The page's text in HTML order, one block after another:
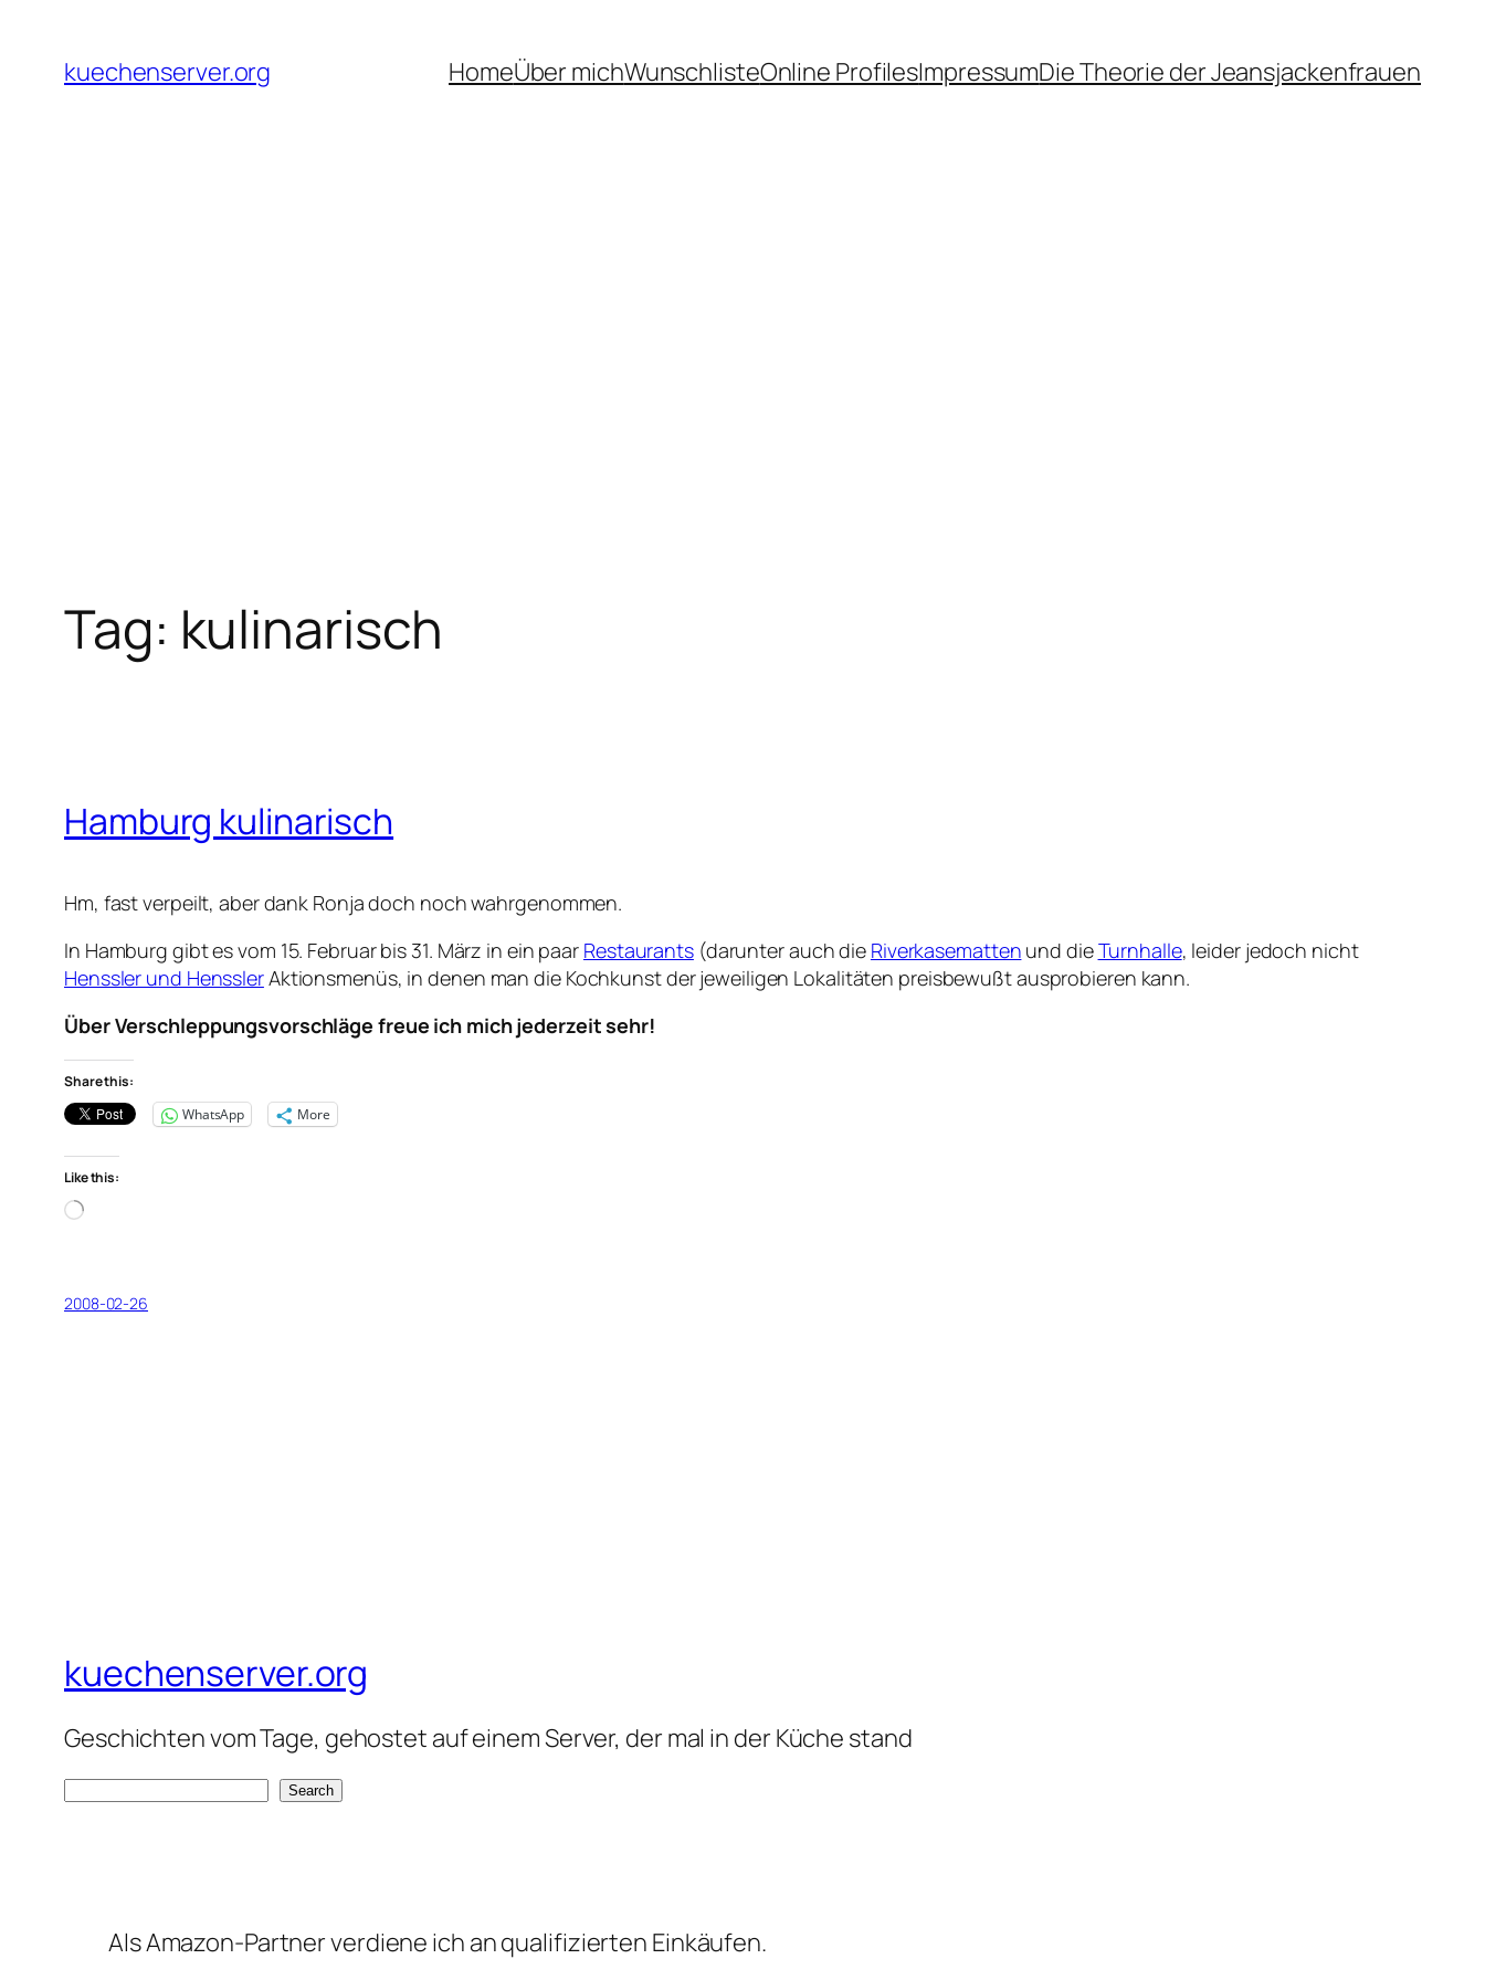
content
kuechenserver.org HomeÜber michWunschlisteOnline ProfilesImpressumDie Theorie der Jeansjackenfrauen
Tag: kulinarisch
Hamburg kulinarisch
Hm, fast verpeilt, aber dank Ronja doch noch wahrgenommen.
In Hamburg gibt es vom 15. Februar bis 31. März in ein paar Restaurants(darunter auch die Riverkasematten und dieTurnhalle, leider jedoch nicht
Henssler und HensslerAktionsmenüs, in denen man die Kochkunst der jeweiligen Lokalitäten preisbewußt ausprobieren kann.
Über Verschleppungsvorschläge freue ich mich jederzeit sehr!
Share this:
WhatsApp
More
Like this:
Loading…
2008-02-26
kuechenserver.org
Geschichten vom Tage, gehostet auf einem Server, der mal in der Küche stand
S
Search
Als Amazon-Partner verdiene ich an qualifizierten Einkäufen.